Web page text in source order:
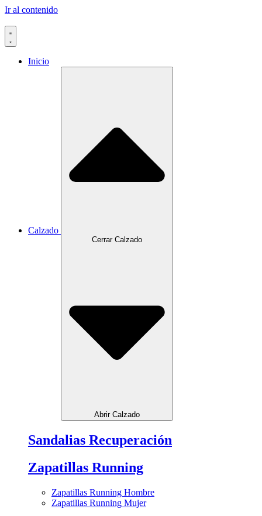
Ir al contenido
Inicio
Calzado
Cerrar Calzado
Abrir Calzado
Sandalias Recuperación
Zapatillas Running
Zapatillas Running Hombre
Zapatillas Running Mujer